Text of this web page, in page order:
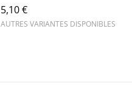
5,10 €
AUTRES VARIANTES DISPONIBLES